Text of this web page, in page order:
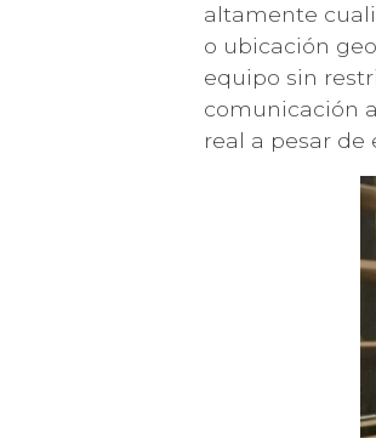
altamente
o ubicación
equipo sin
comunicación
real a pesar de